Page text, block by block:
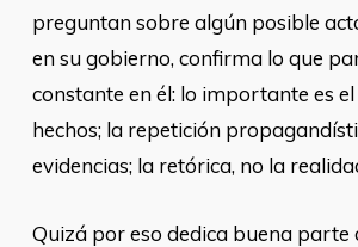
preguntan sobre algún posible
en su gobierno, confirma lo que
constante en él: lo importante es
hechos; la repetición
evidencias; la retórica, no la
Quizá por eso dedica buena parte